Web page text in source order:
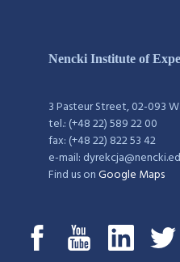
Nencki Institute of
3 Pasteur Street, 02-093
tel.: (+48 22) 589 22 00
fax: (+48 22) 822 53 42
e-mail:
Find us onGoogle Maps